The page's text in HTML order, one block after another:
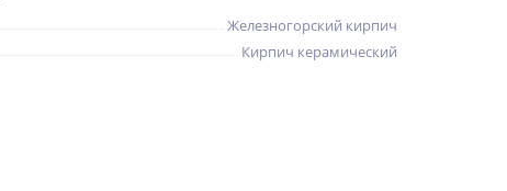
Железногорский кирпич
Кирпич керамический